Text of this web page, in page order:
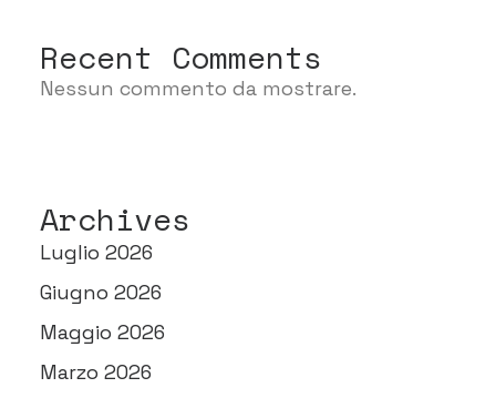
Recent Comments
Nessun commento da mostrare.
Archives
Luglio 2026
Giugno 2026
Maggio 2026
Marzo 2026